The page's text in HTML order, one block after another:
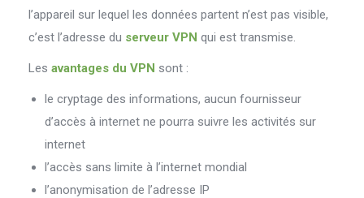
l’appareil sur lequel les données partent n’est pas visible,
c’est l’adresse du serveur VPN qui est transmise.
Les avantages du VPN sont :
le cryptage des informations, aucun fournisseur
d’accès à internet ne pourra suivre les activités sur
internet
l’accès sans limite à l’internet mondial
l’anonymisation de l’adresse IP